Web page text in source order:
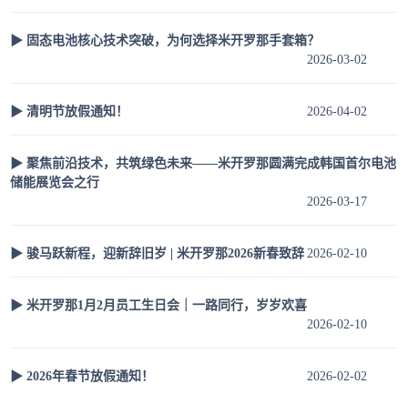
▶ 固态电池核心技术突破，为何选择米开罗那手套箱？
2026-03-02
▶ 清明节放假通知！ 2026-04-02
▶ 聚焦前沿技术，共筑绿色未来——米开罗那圆满完成韩国首尔电池
储能展览会之行
2026-03-17
▶ 骏马跃新程，迎新辞旧岁 | 米开罗那2026新春致辞 2026-02-10
▶ 米开罗那1月2月员工生日会｜一路同行，岁岁欢喜
2026-02-10
▶ 2026年春节放假通知！ 2026-02-02